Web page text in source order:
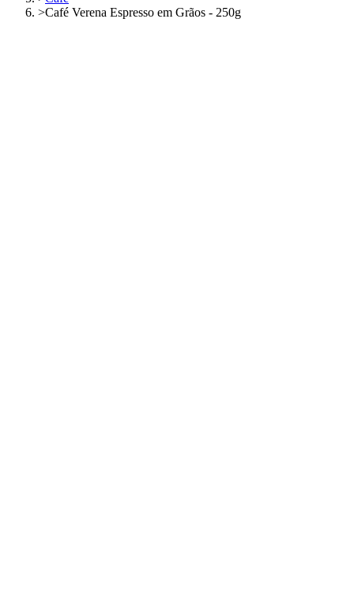
>Café Verena Espresso em Grãos - 250g